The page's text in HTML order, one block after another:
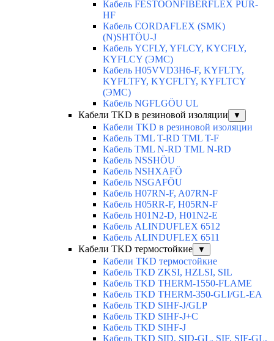
Кабель FESTOONFIBERFLEX PUR-
HF
Кабель CORDAFLEX (SMK)
(N)SHTÖU-J
Кабель YCFLY, YFLCY, KYCFLY,
KYFLCY (ЭМС)
Кабель H05VVD3H6-F, KYFLTY,
KYFLTFY, KYCFLTY, KYFLTCY
(ЭMС)
Кабель NGFLGÖU UL
Кабели TKD в резиновой изоляции
▼
Кабели TKD в резиновой изоляции
Кабель TML T-RD TML T-F
Кабель TML N-RD TML N-RD
Кабель NSSHÖU
Кабель NSHXAFÖ
Кабель NSGAFÖU
Кабель H07RN-F, A07RN-F
Кабель H05RR-F, H05RN-F
Кабель H01N2-D, H01N2-E
Кабель ALINDUFLEX 6512
Кабель ALINDUFLEX 6511
Кабели TKD термостойкие
▼
Кабели TKD термостойкие
Кабель TKD ZKSI, HZLSI, SIL
Кабель TKD THERM-1550-FLAME
Кабель TKD THERM-350-GLI/GL-EA
Кабель TKD SIHF-J/GLP
Кабель TKD SIHF-J+C
Кабель TKD SIHF-J
Кабель TKD SID, SID-GL, SIF, SIF-GL,